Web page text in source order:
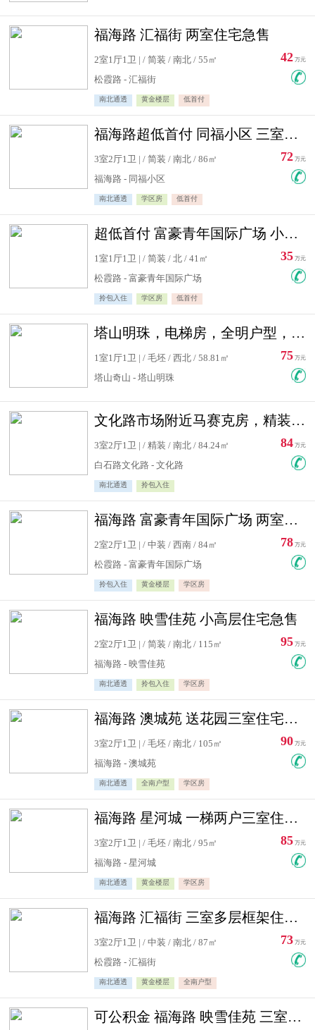
福海路 汇福街 两室住宅急售
2室1厅1卫 | / 简装 / 南北 / 55㎡
松霞路 - 汇福街
南北通透 黄金楼层 低首付
42 万元
福海路超低首付 同福小区 三室住宅急售
3室2厅1卫 | / 简装 / 南北 / 86㎡
福海路 - 同福小区
南北通透 学区房 低首付
72 万元
超低首付 富豪青年国际广场 小高层住宅急售
1室1厅1卫 | / 简装 / 北 / 41㎡
松霞路 - 富豪青年国际广场
拎包入住 学区房 低首付
35 万元
塔山明珠，电梯房，全明户型，视野好，毛坯房，看房有钥匙
1室1厅1卫 | / 毛坯 / 西北 / 58.81㎡
塔山奇山 - 塔山明珠
75 万元
文化路市场附近马赛克房，精装修三居室，南北通透，实用面积大
3室2厅1卫 | / 精装 / 南北 / 84.24㎡
白石路文化路 - 文化路
南北通透 拎包入住
84 万元
福海路 富豪青年国际广场 两室住宅急售
2室2厅1卫 | / 中装 / 西南 / 84㎡
松霞路 - 富豪青年国际广场
拎包入住 黄金楼层 学区房
78 万元
福海路 映雪佳苑 小高层住宅急售
2室2厅1卫 | / 简装 / 南北 / 115㎡
福海路 - 映雪佳苑
南北通透 拎包入住 学区房
95 万元
福海路 澳城苑 送花园三室住宅急售
3室2厅1卫 | / 毛坯 / 南北 / 105㎡
福海路 - 澳城苑
南北通透 全南户型 学区房
90 万元
福海路 星河城 一梯两户三室住宅急售
3室2厅1卫 | / 毛坯 / 南北 / 95㎡
福海路 - 星河城
南北通透 黄金楼层 学区房
85 万元
福海路 汇福街 三室多层框架住宅急售
3室2厅1卫 | / 中装 / 南北 / 87㎡
松霞路 - 汇福街
南北通透 黄金楼层 全南户型
73 万元
可公积金 福海路 映雪佳苑 三室住宅急售送小棚